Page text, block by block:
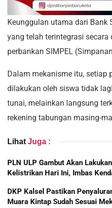
Keunggulan utama dari Bank
yang telah terintegrasi
perbankan SIMPEL
Dalam mekanisme itu, setiap
dilakukan oleh siswa tidak
tunai, melainkan langsung
rekening tabungan masing-
Lihat Juga :
PLN ULP Gambut Akan
Kelistrikan Hari Ini, Imbas
DKP Kalsel Pastikan
Muara Kintap Sudah Sesuai